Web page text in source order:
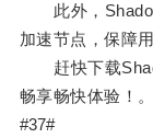
此外，
加速节点，保障
赶快下载
畅享畅快体验！。
#37#